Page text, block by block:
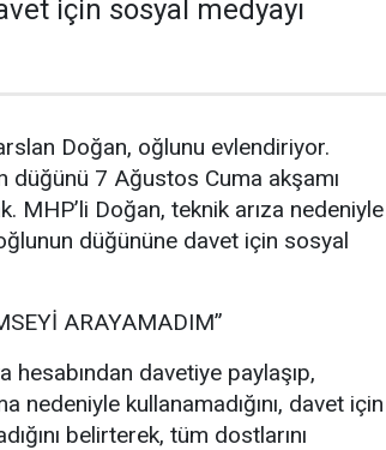
için sosyal medyayı
Doğan, oğlunu evlendiriyor.
düğünü 7 Ağustos Cuma akşamı
MHP’li Doğan, teknik arıza nedeniyle
düğününe davet için sosyal
ARAYAMADIM”
hesabından davetiye paylaşıp,
nedeniyle kullanamadığını, davet için
belirterek, tüm dostlarını